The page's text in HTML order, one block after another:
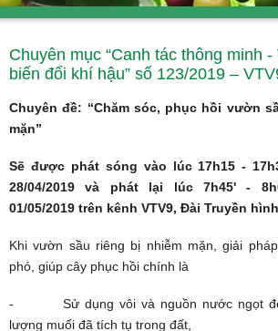
Chuyên mục “Canh tác thông minh
biến đổi khí hậu” số 123/2019 –
Chuyên đề: “Chăm sóc, phục hồi vườn
mặn”
Sẽ được phát sóng vào lúc 17h15 -
28/04/2019 và phát lại lúc 7h45' -
01/05/2019 trên kênh VTV9, Đài Truyền
Khi vườn sầu riêng bị nhiễm mặn, giải
phó, giúp cây phục hồi chính là
- Sử dụng vôi và nguồn nước ngọt để
lượng muối đã tích tụ trong đất,